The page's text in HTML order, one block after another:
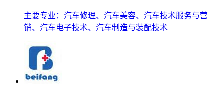
主要专业：汽车修理、汽车美容、汽车技术服务与营
销、汽车电子技术、汽车制造与装配技术